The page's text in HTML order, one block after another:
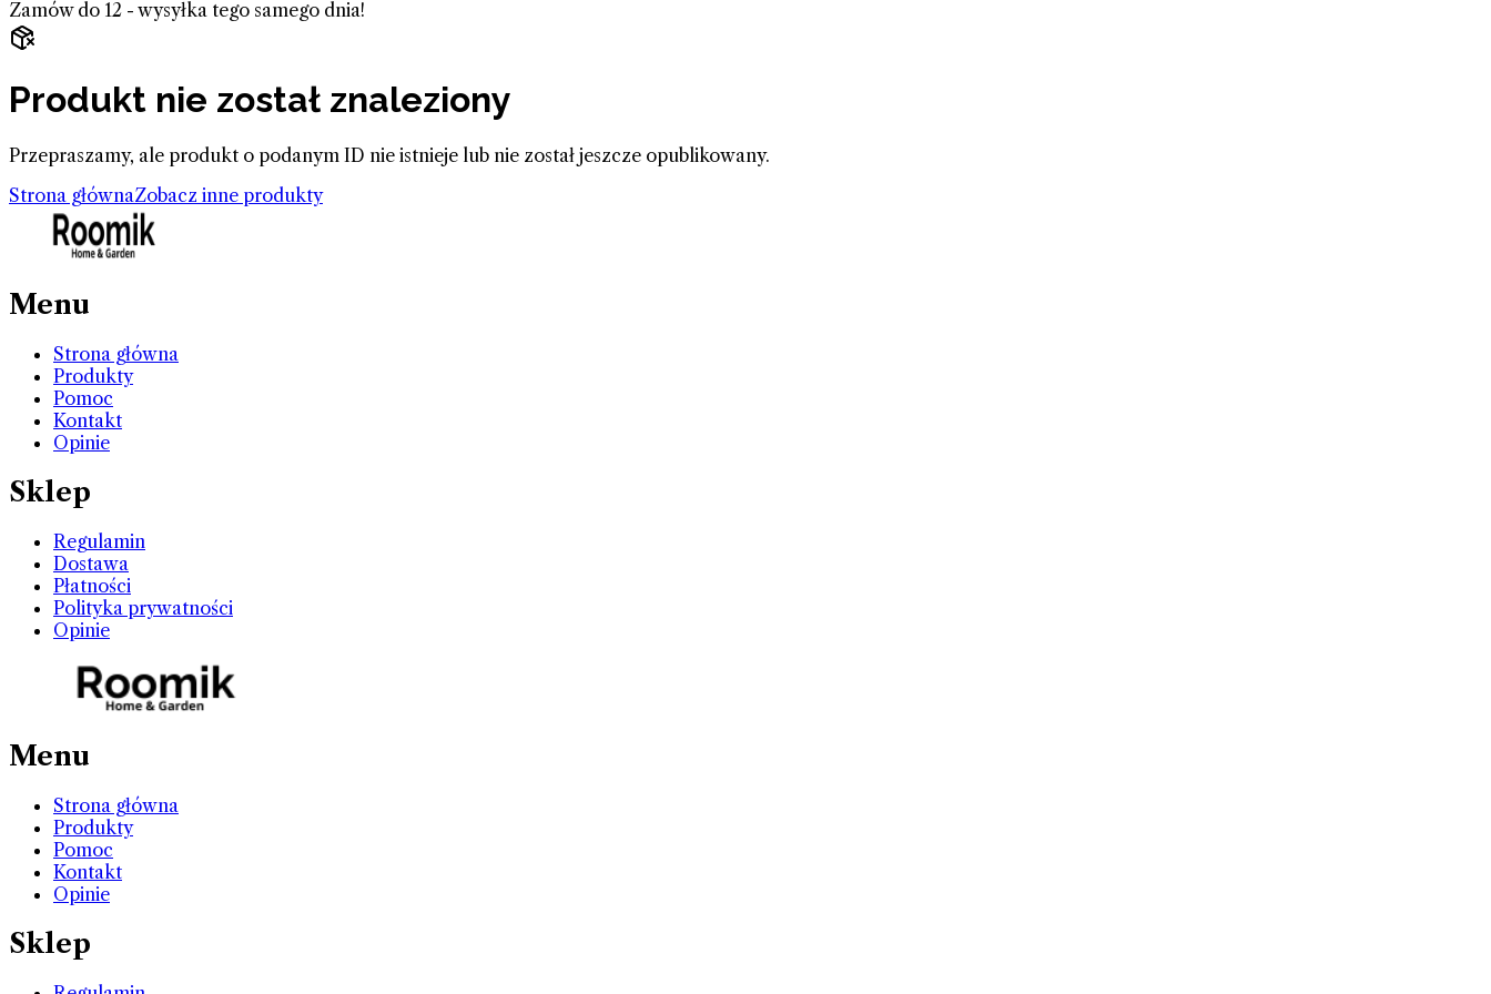
Zamów do 12 - wysyłka tego samego dnia!
Produkt nie został znaleziony
Przepraszamy, ale produkt o podanym ID nie istnieje lub nie został jeszcze opublikowany.
Strona głównaZobacz inne produkty
Menu
Strona główna
Produkty
Pomoc
Kontakt
Opinie
Sklep
Regulamin
Dostawa
Płatności
Polityka prywatności
Opinie
Menu
Strona główna
Produkty
Pomoc
Kontakt
Opinie
Sklep